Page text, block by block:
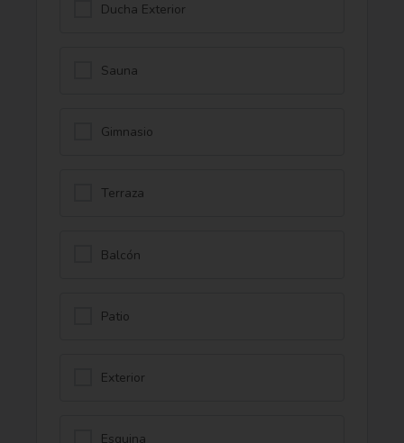
Ducha Exterior
Sauna
Gimnasio
Terraza
Balcón
Patio
Exterior
Esquina